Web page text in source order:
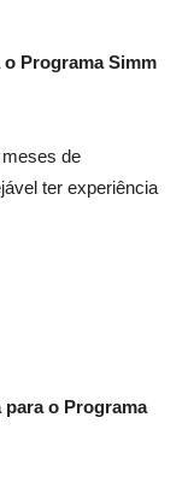
Programa Simm
de
ter experiência
o Programa